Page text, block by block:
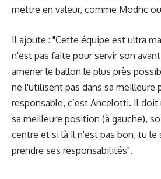
mettre en valeur, comme Modric
Il ajoute : "Cette équipe est ultra
n'est pas faite pour servir son
amener le ballon le plus près
ne l'utilisent pas dans sa meilleure
responsable, c’est Ancelotti. Il
sa meilleure position (à gauche),
centre et si là il n'est pas bon, tu
prendre ses responsabilités".